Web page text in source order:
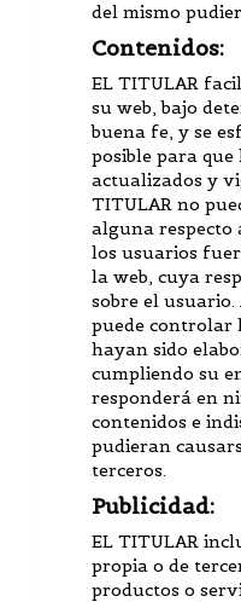
del mismo
Contenidos:
EL TITULAR
su web, bajo
buena fe, y se
posible para que
actualizados y
TITULAR no
alguna respecto
los usuarios
la web, cuya
sobre el usuario.
puede controlar
hayan sido
cumpliendo su
responderá en
contenidos e
pudieran
terceros.
Publicidad:
EL TITULAR
propia o de
productos o